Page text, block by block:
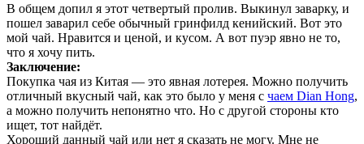
В общем допил я этот четвертый пролив. Выкинул заварку, и
пошел заварил себе обычный гринфилд кенийский. Вот это
мой чай. Нравится и ценой, и кусом. А вот пуэр явно не то,
что я хочу пить.
Заключение:
Покупка чая из Китая — это явная лотерея. Можно получить
отличный вкусный чай, как это было у меня с чаем Dian Hong,
а можно получить непонятно что. Но с другой стороны кто
ищет, тот найдёт.
Хороший данный чай или нет я сказать не могу. Мне не